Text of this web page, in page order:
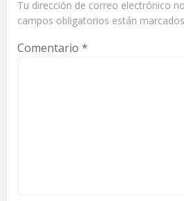
Tu dirección de correo electrónico
campos obligatorios están
Comentario *